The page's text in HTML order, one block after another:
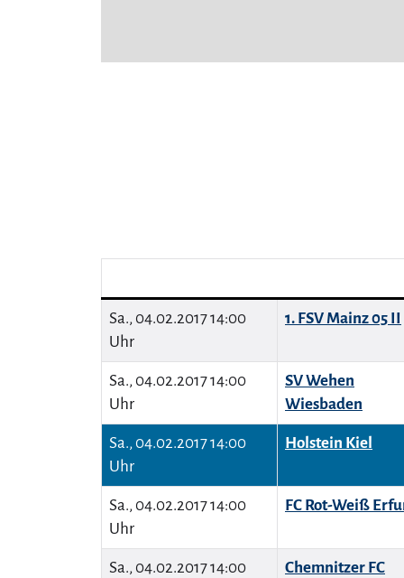
Sa., 04.02.2017 14:00
Uhr
1. FSV Mainz 05 II
Sa., 04.02.2017 14:00
Uhr
SV Wehen
Wiesbaden
Sa., 04.02.2017 14:00
Uhr
Holstein Kiel
Sa., 04.02.2017 14:00
Uhr
FC Rot-Weiß
Sa., 04.02.2017 14:00
Chemnitzer FC